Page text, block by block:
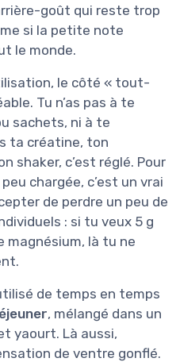
goût qui reste trop
si la petite note
le monde.
le côté « tout-
Tu n’as pas à te
sachets, ni à te
ta créatine, ton
shaker, c’est réglé. Pour
chargée, c’est un vrai
de perdre un peu de
: si tu veux 5 g
magnésium, là tu ne
de temps en temps
, mélangé dans un
yaourt. Là aussi,
de ventre gonflé.